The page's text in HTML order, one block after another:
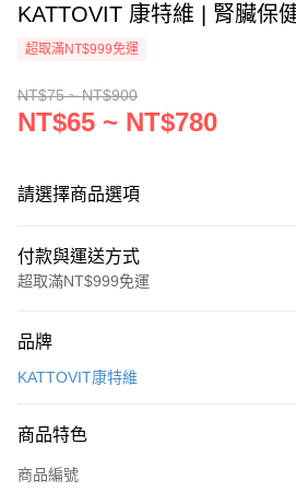
KATTOVIT 康特維 | 腎臟保
超取滿NT$999免運
NT$75 ~ NT$900
NT$65 ~ NT$780
請選擇商品選項
付款與運送方式
超取滿NT$999免運
信用卡一次付款
3 期 0 利率 每期
合作金庫商業銀行
超商取貨付款
品牌
KATTOVIT康特維
商品特色
商品編號